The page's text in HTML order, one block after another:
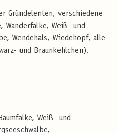
Gründelenten, verschiedene
Wanderfalke, Weiß- und
Wendehals, Wiedehopf, alle
und Braunkehlchen),
Weiß- und